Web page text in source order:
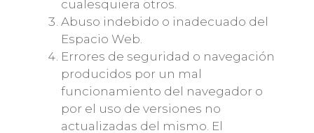
cualesquiera otros.
Abuso indebido o inadecuado del
Espacio Web.
Errores de seguridad o navegación
producidos por un mal
funcionamiento del navegador o
por el uso de versiones no
actualizadas del mismo. El